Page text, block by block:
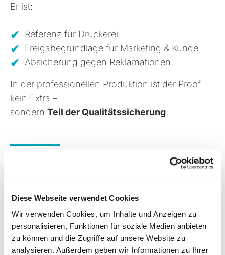
Diese Webseite verwendet Cookies
Wir verwenden Cookies, um Inhalte und Anzeigen zu
personalisieren, Funktionen für soziale Medien anbieten
zu können und die Zugriffe auf unsere Website zu
analysieren. Außerdem geben wir Informationen zu Ihrer
Er ist:
Referenz für Druckerei
Freigabegrundlage für Marketing & Kunde
Absicherung gegen Reklamationen
In der professionellen Produktion ist der Proof
kein Extra –
sondern Teil der Qualitätssicherung.
Luxus, sondern
Kostenkontrolle
Farbabweichungen führen zu: